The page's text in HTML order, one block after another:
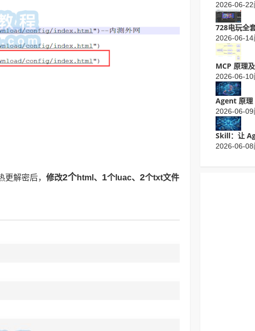
解密后， 修改2个html、 1个luac、 2个txt文件
2026-06-22
728电玩全
2026-06-14
MCP 原理
2026-06-10
Agent 原理
2026-06-09
Skill：让
2026-06-08